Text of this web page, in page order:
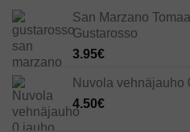
San Marzano
Gustarosso
3.95€
Nuvola vehnäjauho
4.50€